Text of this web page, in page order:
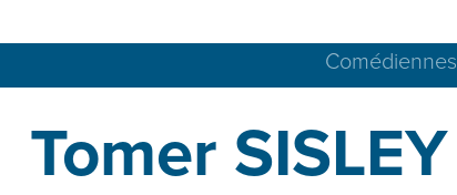
Comédiennes
Tomer SISLEY